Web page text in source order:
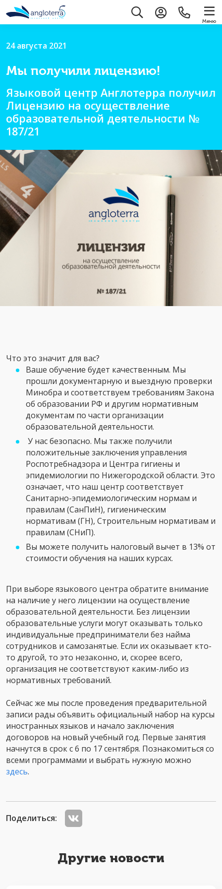
Меню
24 августа 2021
Мы получили лицензию!
Языковой центр Англотерра получил
Лицензию на осуществление
образовательной деятельности №
187/21
Что это значит для вас?
Ваше обучение будет качественным. Мы
прошли документарную и выездную проверки
Минобра и соответствуем требованиям Закона
об образовании РФ и другим нормативным
документам по части организации
образовательной деятельности.
У нас безопасно. Мы также получили
положительные заключения управления
Роспотребнадзора и Центра гигиены и
эпидемиологии по Нижегородской области. Это
означает, что наш центр соответствует
Санитарно-эпидемиологическим нормам и
правилам (СанПиН), гигиеническим
нормативам (ГН), Строительным нормативам и
правилам (СНиП).
Вы можете получить налоговый вычет в 13% от
стоимости обучения на наших курсах.
При выборе языкового центра обратите внимание
на наличие у него лицензии на осуществление
образовательной деятельности. Без лицензии
образовательные услуги могут оказывать только
индивидуальные предприниматели без найма
сотрудников и самозанятые. Если их оказывает кто-
то другой, то это незаконно, и, скорее всего,
организация не соответствуют каким-либо из
нормативных требований.
Сейчас же мы после проведения предварительной
записи рады объявить официальный набор на курсы
иностранных языков и начало заключения
договоров на новый учебный год. Первые занятия
начнутся в срок с 6 по 17 сентября. Познакомиться со
всеми программами и выбрать нужную можно
здесь.
Поделиться:
Другие новости